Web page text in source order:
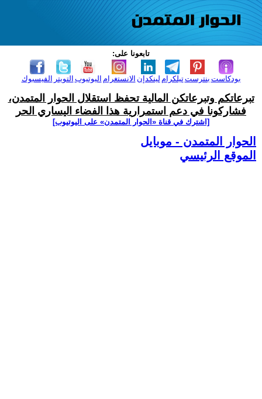
تابعونا على:
الفيسبوك التويتر اليوتيوب الانستغرام لينكدإن تيلكرامبنترست بودكاست
تبرعاتكم وتبرعاتكن المالية تحفظ استقلال الحوار المتمدن،
فشاركونا في دعم استمرارية هذا الفضاء اليساري الحر
[اشترك في قناة ‫«الحوار المتمدن» على اليوتيوب]
الحوار المتمدن - موبايل
الموقع الرئيسي